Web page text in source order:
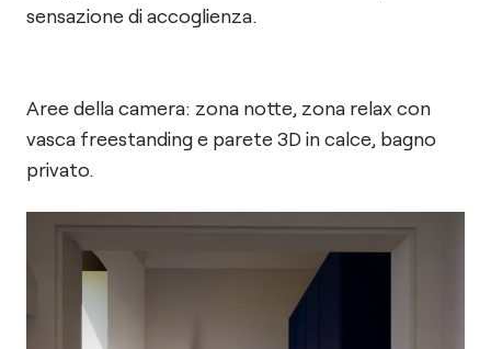
sensazione di accoglienza.
Aree della camera: zona notte, zona relax con
vasca freestanding e parete 3D in calce, bagno
privato.